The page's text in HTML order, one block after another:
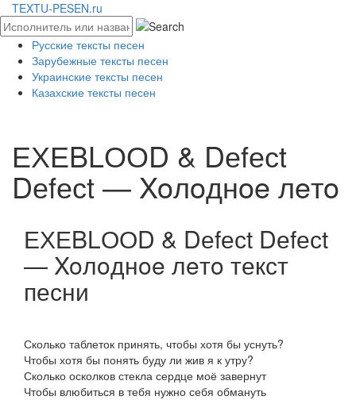
TEXTU-PESEN.ru
Русские тексты песен
Зарубежные тексты песен
Украинские тексты песен
Казахские тексты песен
ЕХЕBLООD & Dеfесt
Dеfесt — Xoлoднoe лeтo
ЕХЕBLООD & Dеfесt Dеfесt
— Xoлoднoe лeтo текст
песни
Сколько таблеток принять, чтобы хотя бы уснуть?
Чтобы хотя бы понять буду ли жив я к утру?
Сколько осколков стекла сердце моё завернут
Чтобы влюбиться в тебя нужно себя обмануть